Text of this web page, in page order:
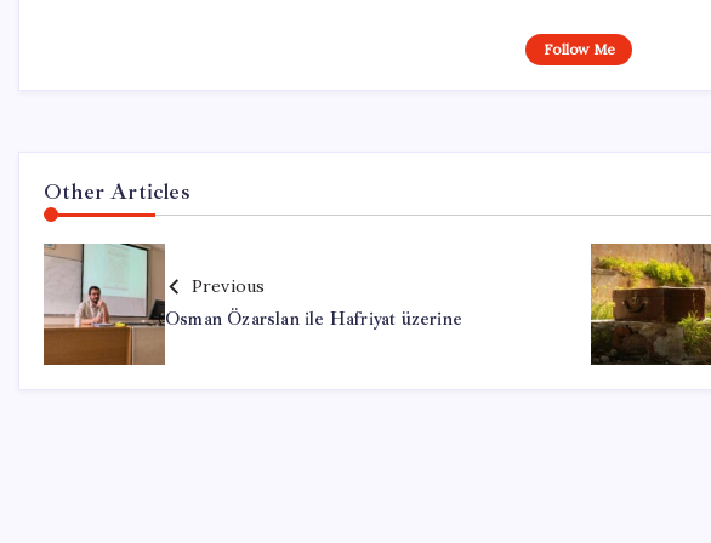
Follow Me
Other Articles
Previous
Osman Özarslan ile Hafriyat üzerine